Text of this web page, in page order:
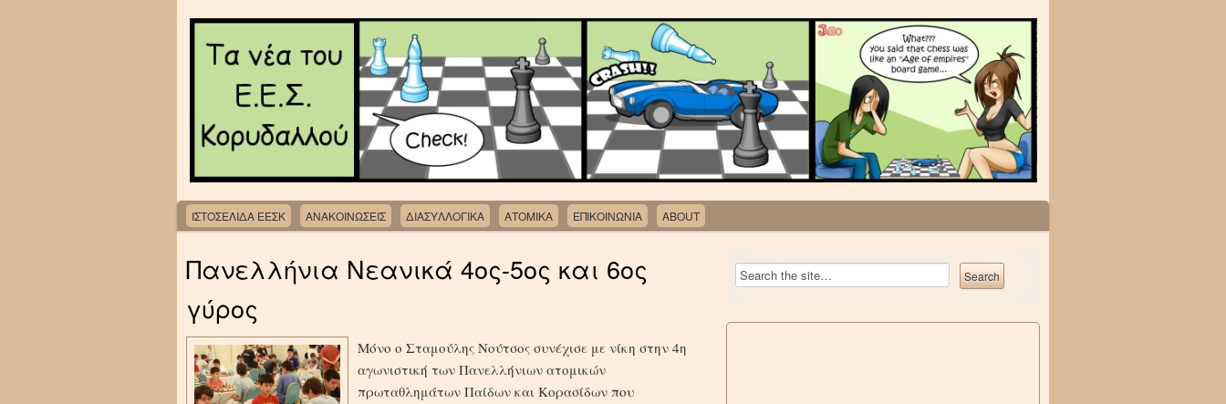
ΙΣΤΟΣΕΛΙΔΑ ΕΕΣΚ ΑΝΑΚΟΙΝΩΣΕΙΣ ΔΙΑΣΥΛΛΟΓΙΚΑ ΑΤΟΜΙΚΑ ΕΠΙΚΟΙΝΩΝΙΑ ABOUT
Πανελλήνια Νεανικά 4ος-5ος και 6ος
γύρος
Μόνο ο Σταμούλης Νούτσος συνέχισε με νίκη στην 4η
αγωνιστική των Πανελλήνιων ατομικών
πρωταθλημάτων Παίδων και Κορασίδων που